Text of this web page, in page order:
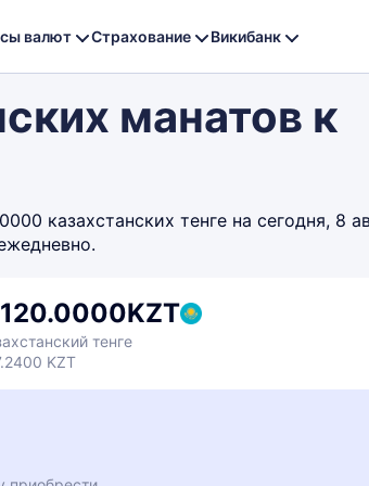
валют Страхование Викибанк
манатов к
казахстанских тенге на сегодня, 8
KZT
тенге
KZT